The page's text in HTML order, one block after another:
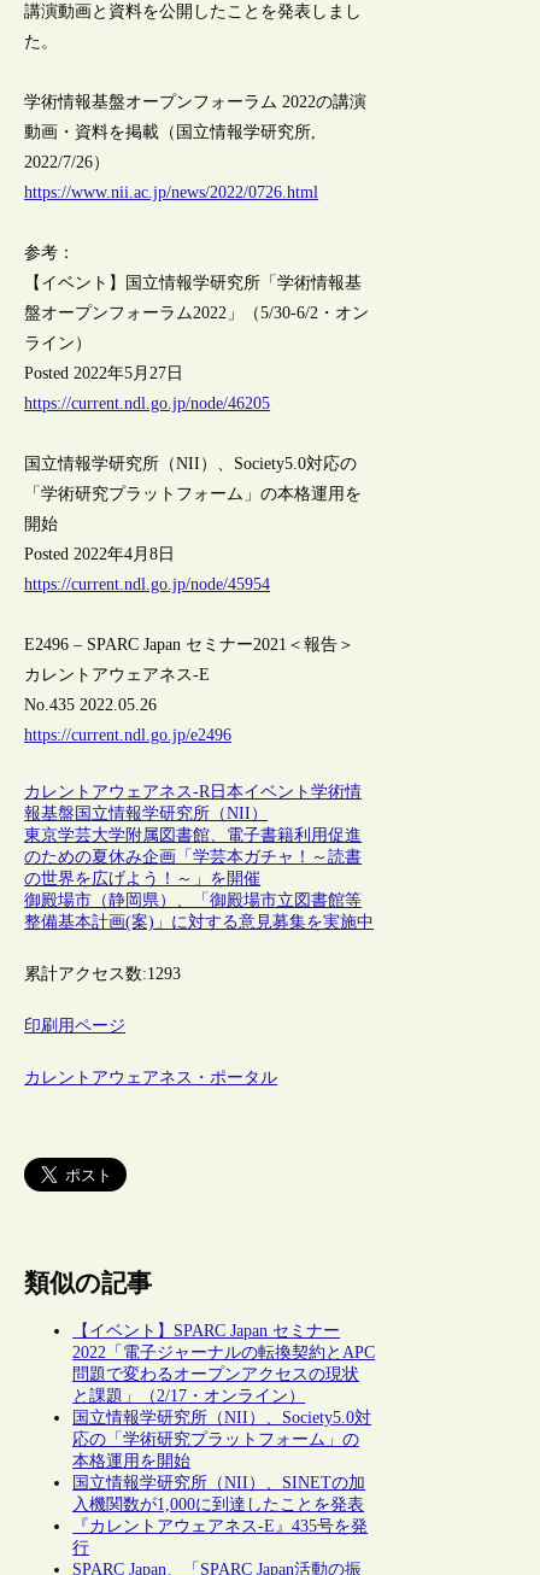
講演動画と資料を公開したことを発表しまし
た。
学術情報基盤オープンフォーラム 2022の講演
動画・資料を掲載（国立情報学研究所,
2022/7/26）
https://www.nii.ac.jp/news/2022/0726.html
参考：
【イベント】国立情報学研究所「学術情報基
盤オープンフォーラム2022」（5/30-6/2・オン
ライン）
Posted 2022年5月27日
https://current.ndl.go.jp/node/46205
国立情報学研究所（NII）、Society5.0対応の
「学術研究プラットフォーム」の本格運用を
開始
Posted 2022年4月8日
https://current.ndl.go.jp/node/45954
E2496 – SPARC Japan セミナー2021＜報告＞
カレントアウェアネス-E
No.435 2022.05.26
https://current.ndl.go.jp/e2496
カレントアウェアネス-R 日本イベント学術情
報基盤 国立情報学研究所（NII）
東京学芸大学附属図書館、電子書籍利用促進
のための夏休み企画「学芸本ガチャ！～読書
の世界を広げよう！～」を開催
御殿場市（静岡県）、「御殿場市立図書館等
整備基本計画(案)」に対する意見募集を実施中
累計アクセス数:1293
印刷用ページ
カレントアウェアネス・ポータル
類似の記事
【イベント】SPARC Japan セミナー
2022「電子ジャーナルの転換契約とAPC
問題で変わるオープンアクセスの現状
と課題」（2/17・オンライン）
国立情報学研究所（NII）、Society5.0対
応の「学術研究プラットフォーム」の
本格運用を開始
国立情報学研究所（NII）、SINETの加
入機関数が1,000に到達したことを発表
『カレントアウェアネス-E』435号を発
行
SPARC Japan、「SPARC Japan活動の振